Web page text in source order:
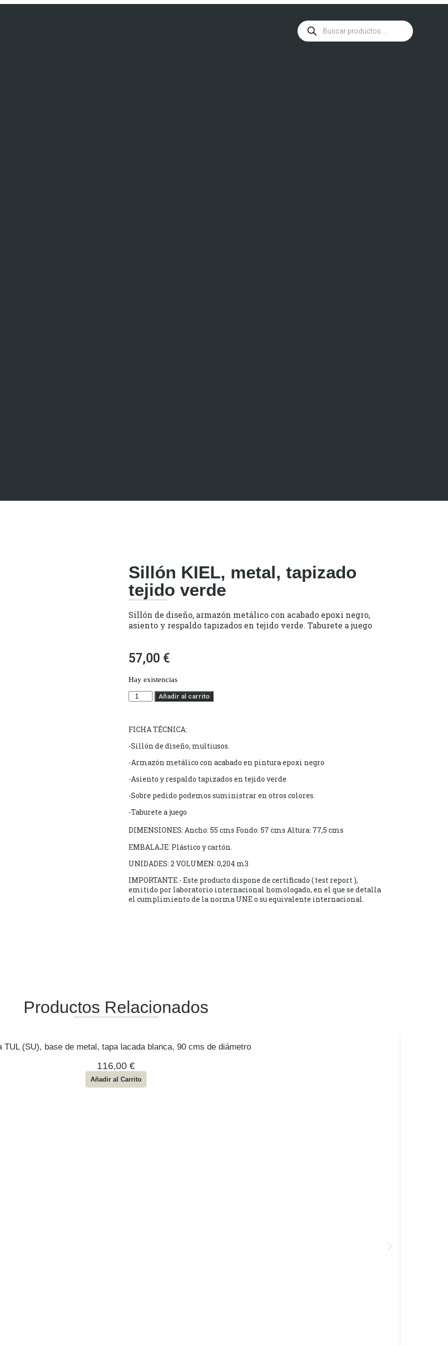
Sillón KIEL, metal, tapizado
tejido verde
Sillón de diseño, armazón metálico con acabado epoxi negro,
asiento y respaldo tapizados en tejido verde. Taburete a juego
57,00 €
Hay existencias
Añadir al carrito
FICHA TÉCNICA:
-Sillón de diseño, multiusos.
-Armazón metálico con acabado en pintura epoxi negro
-Asiento y respaldo tapizados en tejido verde
-Sobre pedido podemos suministrar en otros colores.
-Taburete a juego
DIMENSIONES: Ancho: 55 cms Fondo: 57 cms Altura: 77,5 cms
EMBALAJE: Plástico y cartón.
UNIDADES: 2 VOLUMEN: 0,204 m3
IMPORTANTE.- Este producto dispone de certificado ( test report ),
emitido por laboratorio internacional homologado, en el que se detalla
el cumplimiento de la norma UNE o su equivalente internacional.
Productos Relacionados
TUL (SU), base de metal, tapa lacada blanca, 90 cms de diámetro
116,00 €
Añadir al Carrito